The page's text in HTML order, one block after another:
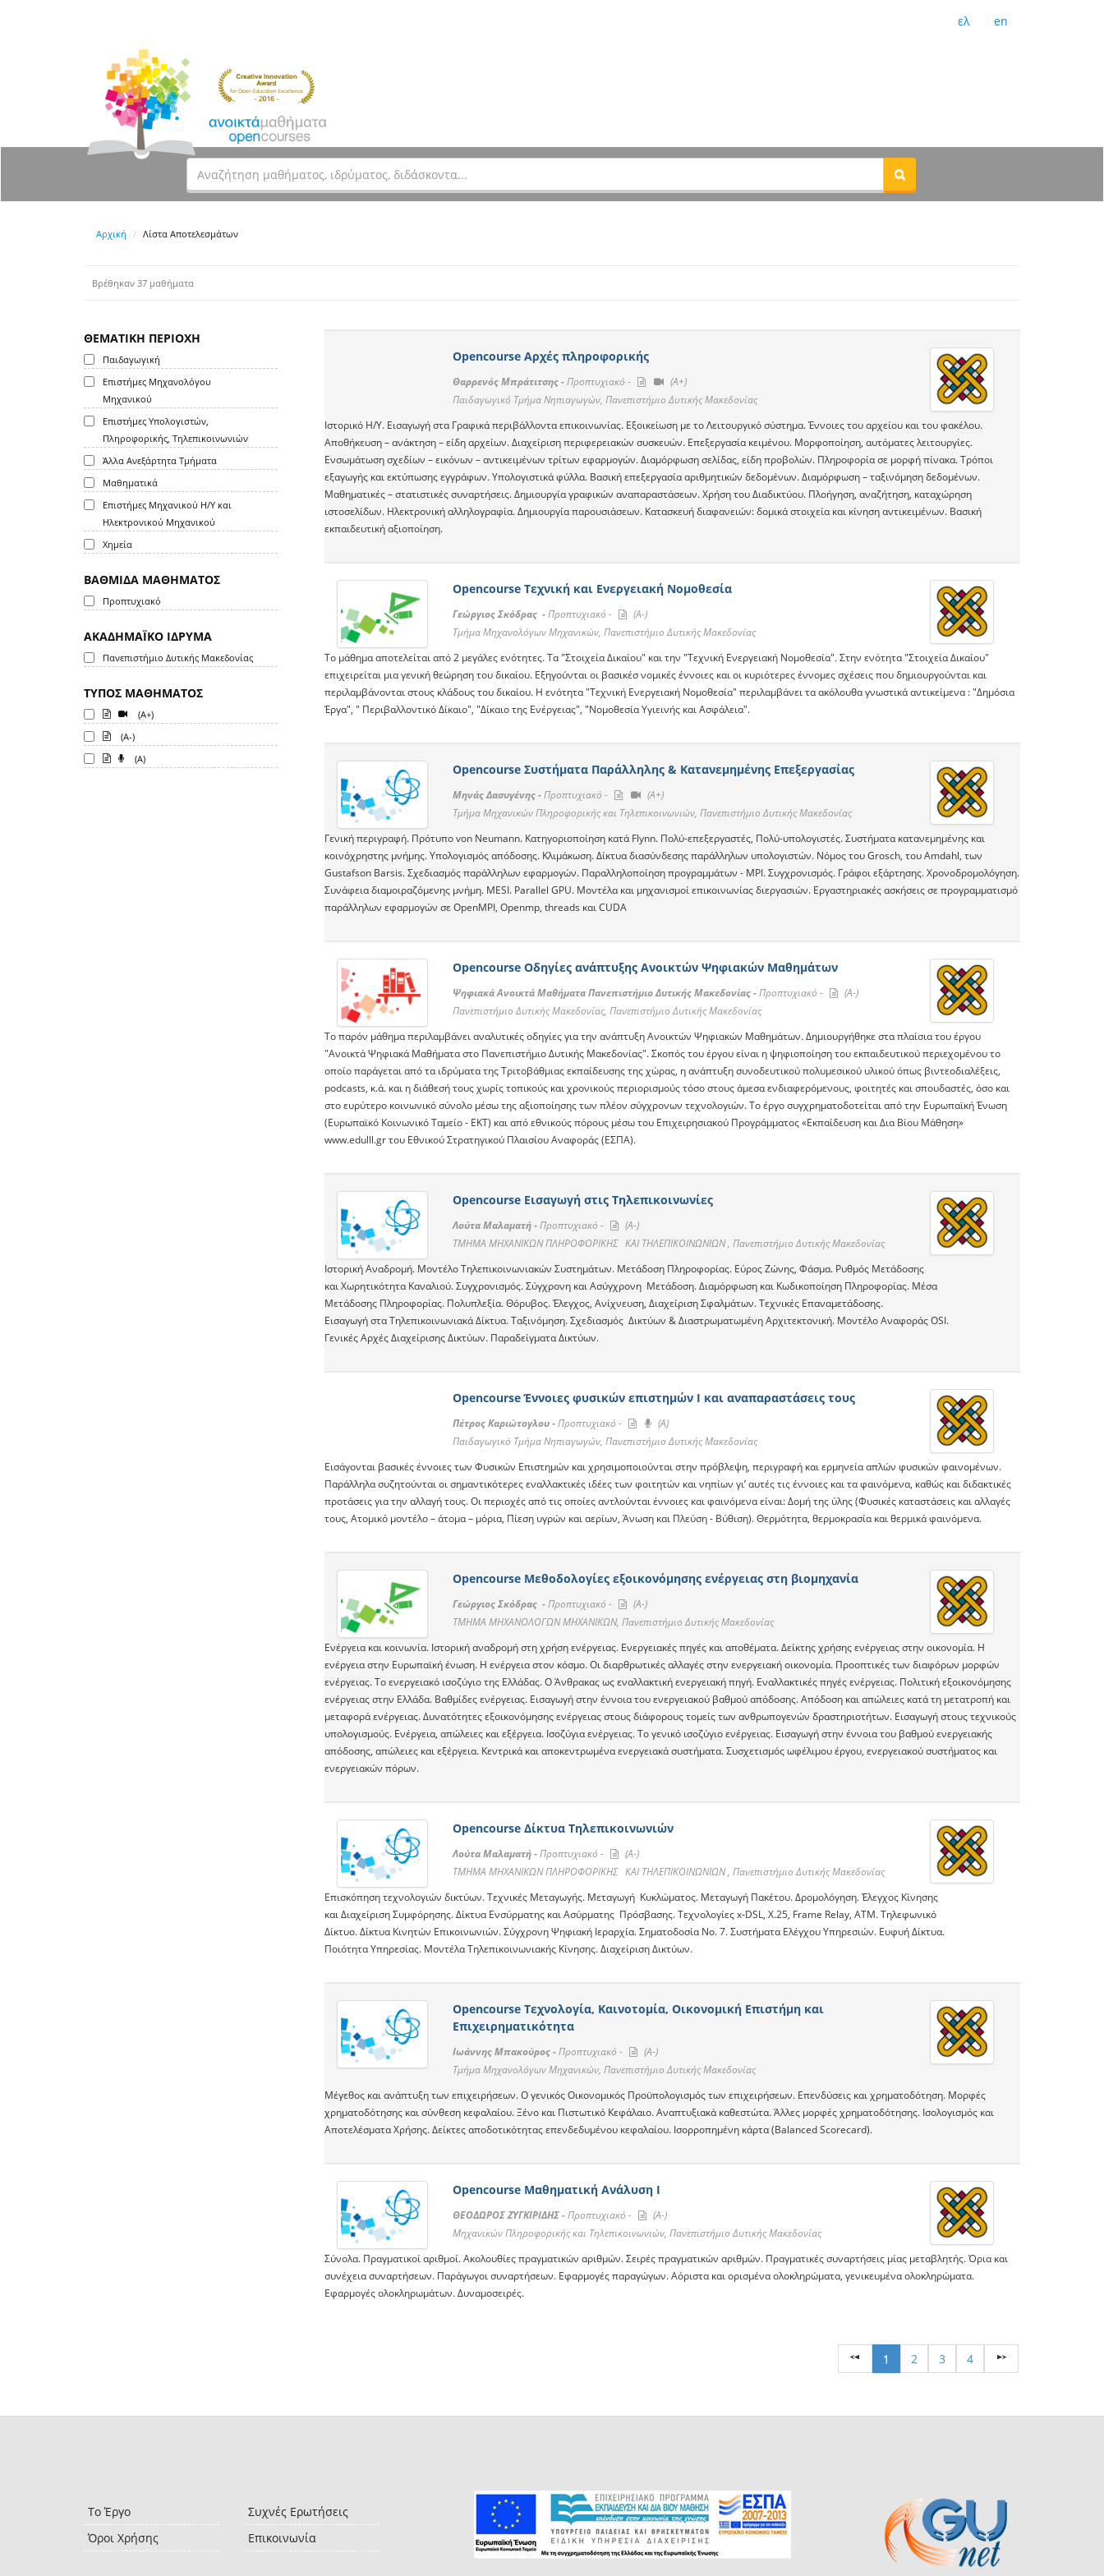
ελ en
Αρχική Λίστα Αποτελεσμάτων
Βρέθηκαν 37 μαθήματα
ΘΕΜΑΤΙΚΗ ΠΕΡΙΟΧΗ
Παιδαγωγική
Επιστήμες Μηχανολόγου
Μηχανικού
Επιστήμες Υπολογιστών,
Πληροφορικής, Τηλεπικοινωνιών
Άλλα Ανεξάρτητα Τμήματα
Μαθηματικά
Επιστήμες Μηχανικού Η/Υ και
Ηλεκτρονικού Μηχανικού
Χημεία
ΒΑΘΜΙΔΑ ΜΑΘΗΜΑΤΟΣ
Προπτυχιακό
ΑΚΑΔΗΜΑΪΚΟ ΙΔΡΥΜΑ
Πανεπιστήμιο Δυτικής Μακεδονίας
ΤΥΠΟΣ ΜΑΘΗΜΑΤΟΣ
(A+)
(A-)
(A)
Opencourse Αρχές πληροφορικής
Θαρρενός Μπράτιτσης -Προπτυχιακό -
(A+)
Παιδαγωγικό Τμήμα Νηπιαγωγών, Πανεπιστήμιο Δυτικής Μακεδονίας
Ιστορικό Η/Υ. Εισαγωγή στα Γραφικά περιβάλλοντα επικοινωνίας. Εξοικείωση με το Λειτουργικό σύστημα. Έννοιες του αρχείου και του φακέλου.
Αποθήκευση – ανάκτηση – είδη αρχείων. Διαχείριση περιφερειακών συσκευών. Επεξεργασία κειμένου. Μορφοποίηση, αυτόματες λειτουργίες.
Ενσωμάτωση σχεδίων – εικόνων – αντικειμένων τρίτων εφαρμογών. Διαμόρφωση σελίδας, είδη προβολών. Πληροφορία σε μορφή πίνακα. Τρόποι
εξαγωγής και εκτύπωσης εγγράφων. Υπολογιστικά φύλλα. Βασική επεξεργασία αριθμητικών δεδομένων. Διαμόρφωση – ταξινόμηση δεδομένων.
Μαθηματικές – στατιστικές συναρτήσεις. Δημιουργία γραφικών αναπαραστάσεων. Χρήση του Διαδικτύου. Πλοήγηση, αναζήτηση, καταχώρηση
ιστοσελίδων. Ηλεκτρονική αλληλογραφία. Δημιουργία παρουσιάσεων. Κατασκευή διαφανειών: δομικά στοιχεία και κίνηση αντικειμένων. Βασική
εκπαιδευτική αξιοποίηση.
Opencourse Τεχνική και Ενεργειακή Νομοθεσία
Γεώργιος Σκόδρας -Προπτυχιακό -
(A-)
Τμήμα Μηχανολόγων Μηχανικών, Πανεπιστήμιο Δυτικής Μακεδονίας
Το μάθημα αποτελείται από 2 μεγάλες ενότητες. Τα "Στοιχεία Δικαίου" και την "Τεχνική Ενεργειακή Νομοθεσία". Στην ενότητα "Στοιχεία Δικαίου"
επιχειρείται μια γενική θεώρηση του δικαίου. Εξηγούνται οι βασικέσ νομικές έννοιες και οι κυριότερες έννομες σχέσεις που δημιουργούνται και
περιλαμβάνονται στους κλάδους του δικαίου. Η ενότητα "Τεχνική Ενεργειακή Νομοθεσία" περιλαμβάνει τα ακόλουθα γνωστικά αντικείμενα : "Δημόσια
Έργα", " Περιβαλλοντικό Δίκαιο", "Δίκαιο της Ενέργειας", "Νομοθεσία Υγιεινής και Ασφάλεια".
Opencourse Συστήματα Παράλληλης & Κατανεμημένης Επεξεργασίας
Μηνάς Δασυγένης -Προπτυχιακό -
(A+)
Τμήμα Μηχανικών Πληροφορικής και Τηλεπικοινωνιών, Πανεπιστήμιο Δυτικής Μακεδονίας
Γενική περιγραφή. Πρότυπο von Neumann. Κατηγοριοποίηση κατά Flynn. Πολύ-επεξεργαστές, Πολύ-υπολογιστές. Συστήματα κατανεμημένης και
κοινόχρηστης μνήμης. Υπολογισμός απόδοσης. Κλιμάκωση. Δίκτυα διασύνδεσης παράλληλων υπολογιστών. Νόμος του Grosch, του Amdahl, των
Gustafson Barsis. Σχεδιασμός παράλληλων εφαρμογών. Παραλληλοποίηση προγραμμάτων - MPI. Συγχρονισμός. Γράφοι εξάρτησης. Χρονοδρομολόγηση.
Συνάφεια διαμοιραζόμενης μνήμη. MESI. Parallel GPU. Μοντέλα και μηχανισμοί επικοινωνίας διεργασιών. Εργαστηριακές ασκήσεις σε προγραμματισμό
παράλληλων εφαρμογών σε OpenMPI, Openmp, threads και CUDA
Opencourse Οδηγίες ανάπτυξης Ανοικτών Ψηφιακών Μαθημάτων
Ψηφιακά Ανοικτά Μαθήματα Πανεπιστήμιο Δυτικής Μακεδονίας -Προπτυχιακό -
(A-)
Πανεπιστήμιο Δυτικής Μακεδονίας, Πανεπιστήμιο Δυτικής Μακεδονίας
To παρόν μάθημα περιλαμβάνει αναλυτικές οδηγίες για την ανάπτυξη Ανοικτών Ψηφιακών Μαθημάτων. Δημιουργήθηκε στα πλαίσια του έργου
"Ανοικτά Ψηφιακά Μαθήματα στο Πανεπιστήμιο Δυτικής Μακεδονίας". Σκοπός του έργου είναι η ψηφιοποίηση του εκπαιδευτικού περιεχομένου το
οποίο παράγεται από τα ιδρύματα της Τριτοβάθμιας εκπαίδευσης της χώρας, η ανάπτυξη συνοδευτικού πολυμεσικού υλικού όπως βιντεοδιαλέξεις,
podcasts, κ.ά. και η διάθεσή τους χωρίς τοπικούς και χρονικούς περιορισμούς τόσο στους άμεσα ενδιαφερόμενους, φοιτητές και σπουδαστές, όσο και
στο ευρύτερο κοινωνικό σύνολο μέσω της αξιοποίησης των πλέον σύγχρονων τεχνολογιών. Το έργο συγχρηματοδοτείται από την Ευρωπαϊκή Ένωση
(Ευρωπαϊκό Κοινωνικό Ταμείο - ΕΚΤ) και από εθνικούς πόρους μέσω του Επιχειρησιακού Προγράμματος «Εκπαίδευση και Δια Βίου Μάθηση»
www.edulll.gr του Εθνικού Στρατηγικού Πλαισίου Αναφοράς (ΕΣΠΑ).
Opencourse Εισαγωγή στις Τηλεπικοινωνίες
Λούτα Μαλαματή -Προπτυχιακό -
(A-)
ΤΜΗΜΑ ΜΗΧΑΝΙΚΩΝ ΠΛΗΡΟΦΟΡΙΚΗΣ ΚΑΙ ΤΗΛΕΠΙΚΟΙΝΩΝΙΩΝ , Πανεπιστήμιο Δυτικής Μακεδονίας
Ιστορική Αναδρομή. Μοντέλο Τηλεπικοινωνιακών Συστημάτων. Μετάδοση Πληροφορίας. Εύρος Ζώνης, Φάσμα. Ρυθμός Μετάδοσης
και Χωρητικότητα Καναλιού. Συγχρονισμός. Σύγχρονη και Ασύγχρονη Μετάδοση. Διαμόρφωση και Κωδικοποίηση Πληροφορίας. Μέσα
Μετάδοσης Πληροφορίας. Πολυπλεξία. Θόρυβος. Έλεγχος, Ανίχνευση, Διαχείριση Σφαλμάτων. Τεχνικές Επαναμετάδοσης.
Εισαγωγή στα Τηλεπικοινωνιακά Δίκτυα. Ταξινόμηση. Σχεδιασμός Δικτύων & Διαστρωματωμένη Αρχιτεκτονική. Μοντέλο Αναφοράς OSI.
Γενικές Αρχές Διαχείρισης Δικτύων. Παραδείγματα Δικτύων.
Opencourse Έννοιες φυσικών επιστηµών Ι και αναπαραστάσεις τους
Πέτρος Καριώτογλου -Προπτυχιακό -
(A)
Παιδαγωγικό Τμήμα Νηπιαγωγών, Πανεπιστήμιο Δυτικής Μακεδονίας
Εισάγονται βασικές έννοιες των Φυσικών Επιστημών και χρησιμοποιούνται στην πρόβλεψη, περιγραφή και ερμηνεία απλών φυσικών φαινομένων.
Παράλληλα συζητούνται οι σημαντικότερες εναλλακτικές ιδέες των φοιτητών και νηπίων γι’ αυτές τις έννοιες και τα φαινόμενα, καθώς και διδακτικές
προτάσεις για την αλλαγή τους. Οι περιοχές από τις οποίες αντλούνται έννοιες και φαινόμενα είναι: Δομή της ύλης (Φυσικές καταστάσεις και αλλαγές
τους, Ατομικό μοντέλο – άτομα – μόρια, Πίεση υγρών και αερίων, Άνωση και Πλεύση - Βύθιση). Θερμότητα, θερμοκρασία και θερμικά φαινόμενα.
Opencourse Μεθοδολογίες εξοικονόμησης ενέργειας στη βιομηχανία
Γεώργιος Σκόδρας -Προπτυχιακό -
(A-)
TMHMA ΜΗΧΑΝΟΛΟΓΩΝ ΜΗΧΑΝΙΚΩΝ, Πανεπιστήμιο Δυτικής Μακεδονίας
Ενέργεια και κοινωνία. Ιστορική αναδρομή στη χρήση ενέργειας. Ενεργειακές πηγές και αποθέματα. Δείκτης χρήσης ενέργειας στην οικονομία. Η
ενέργεια στην Ευρωπαϊκή ένωση. Η ενέργεια στον κόσμο. Οι διαρθρωτικές αλλαγές στην ενεργειακή οικονομία. Προοπτικές των διαφόρων μορφών
ενέργειας. Το ενεργειακό ισοζύγιο της Ελλάδας. Ο Άνθρακας ως εναλλακτική ενεργειακή πηγή. Εναλλακτικές πηγές ενέργειας. Πολιτική εξοικονόμησης
ενέργειας στην Ελλάδα. Βαθμίδες ενέργειας. Εισαγωγή στην έννοια του ενεργειακού βαθμού απόδοσης. Απόδοση και απώλειες κατά τη μετατροπή και
μεταφορά ενέργειας. Δυνατότητες εξοικονόμησης ενέργειας στους διάφορους τομείς των ανθρωπογενών δραστηριοτήτων. Εισαγωγή στους τεχνικούς
υπολογισμούς. Ενέργεια, απώλειες και εξέργεια. Ισοζύγια ενέργειας. Το γενικό ισοζύγιο ενέργειας. Εισαγωγή στην έννοια του βαθμού ενεργειακής
απόδοσης, απώλειες και εξέργεια. Κεντρικά και αποκεντρωμένα ενεργειακά συστήματα. Συσχετισμός ωφέλιμου έργου, ενεργειακού συστήματος και
ενεργειακών πόρων.
Opencourse Δίκτυα Τηλεπικοινωνιών
Λούτα Μαλαματή -Προπτυχιακό -
(A-)
ΤΜΗΜΑ ΜΗΧΑΝΙΚΩΝ ΠΛΗΡΟΦΟΡΙΚΗΣ ΚΑΙ ΤΗΛΕΠΙΚΟΙΝΩΝΙΩΝ , Πανεπιστήμιο Δυτικής Μακεδονίας
Επισκόπηση τεχνολογιών δικτύων. Τεχνικές Μεταγωγής. Μεταγωγή Κυκλώματος. Μεταγωγή Πακέτου. Δρομολόγηση. Έλεγχος Κίνησης
και Διαχείριση Συμφόρησης. Δίκτυα Ενσύρματης και Ασύρματης Πρόσβασης. Τεχνολογίες x‐DSL, X.25, Frame Relay, ATM. Τηλεφωνικό
Δίκτυο. Δίκτυα Κινητών Επικοινωνιών. Σύγχρονη Ψηφιακή Ιεραρχία. Σηματοδοσία Νο. 7. Συστήματα Ελέγχου Υπηρεσιών. Ευφυή Δίκτυα.
Ποιότητα Υπηρεσίας. Μοντέλα Τηλεπικοινωνιακής Κίνησης. Διαχείριση Δικτύων.
Opencourse Τεχνολογία, Καινοτομία, Οικονομική Επιστήμη και
Επιχειρηματικότητα
Ιωάννης Μπακούρος -Προπτυχιακό -
(A-)
Τμήμα Μηχανολόγων Μηχανικών, Πανεπιστήμιο Δυτικής Μακεδονίας
Μέγεθος και ανάπτυξη των επιχειρήσεων. Ο γενικός Οικονομικός Προϋπολογισμός των επιχειρήσεων. Επενδύσεις και χρηματοδότηση. Μορφές
χρηματοδότησης και σύνθεση κεφαλαίου. Ξένο και Πιστωτικό Κεφάλαιο. Αναπτυξιακά καθεστώτα. Άλλες μορφές χρηματοδότησης. Ισολογισμός και
Αποτελέσματα Χρήσης. Δείκτες αποδοτικότητας επενδεδυμένου κεφαλαίου. Ισορροπημένη κάρτα (Balanced Scorecard).
Opencourse Μαθηματική Ανάλυση Ι
ΘΕΟΔΩΡΟΣ ΖΥΓΚΙΡΙΔΗΣ -Προπτυχιακό -
(A-)
Μηχανικών Πληροφορικής και Τηλεπικοινωνιών, Πανεπιστήμιο Δυτικής Μακεδονίας
Σύνολα. Πραγματικοί αριθμοί. Ακολουθίες πραγματικών αριθμών. Σειρές πραγματικών αριθμών. Πραγματικές συναρτήσεις μίας μεταβλητής. Όρια και
συνέχεια συναρτήσεων. Παράγωγοι συναρτήσεων. Εφαρμογές παραγώγων. Αόριστα και ορισμένα ολοκληρώματα, γενικευμένα ολοκληρώματα.
Εφαρμογές ολοκληρωμάτων. Δυναμοσειρές.
1 2 3 4
Το Έργο
Όροι Χρήσης
Συχνές Ερωτήσεις
Επικοινωνία